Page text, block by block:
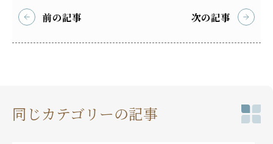
前の記事 次の記事
同じカテゴリーの記事